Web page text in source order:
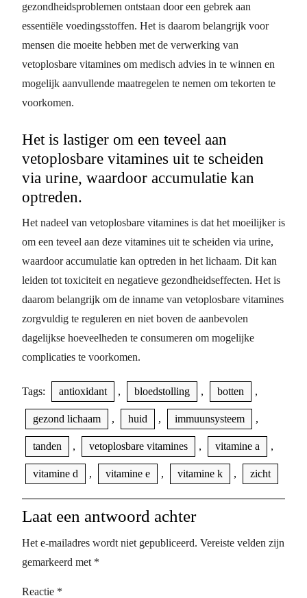
gezondheidsproblemen ontstaan door een gebrek aan
essentiële voedingsstoffen. Het is daarom belangrijk voor
mensen die moeite hebben met de verwerking van
vetoplosbare vitamines om medisch advies in te winnen en
mogelijk aanvullende maatregelen te nemen om tekorten te
voorkomen.
Het is lastiger om een teveel aan
vetoplosbare vitamines uit te scheiden
via urine, waardoor accumulatie kan
optreden.
Het nadeel van vetoplosbare vitamines is dat het moeilijker is
om een teveel aan deze vitamines uit te scheiden via urine,
waardoor accumulatie kan optreden in het lichaam. Dit kan
leiden tot toxiciteit en negatieve gezondheidseffecten. Het is
daarom belangrijk om de inname van vetoplosbare vitamines
zorgvuldig te reguleren en niet boven de aanbevolen
dagelijkse hoeveelheden te consumeren om mogelijke
complicaties te voorkomen.
Tags: antioxidant , bloedstolling , botten ,
gezond lichaam , huid , immuunsysteem ,
tanden , vetoplosbare vitamines , vitamine a ,
vitamine d , vitamine e , vitamine k , zicht
Laat een antwoord achter
Het e-mailadres wordt niet gepubliceerd. Vereiste velden zijn
gemarkeerd met *
Reactie *